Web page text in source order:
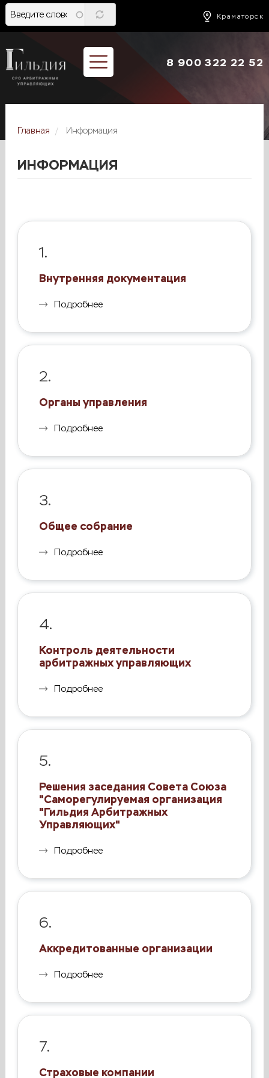
Перейти
основному
Краматорск
8 900 322 22 52
Главная Информация
ИНФОРМАЦИЯ
1.
Внутренняя документация
Подробнее
2.
Органы управления
Подробнее
3.
Общее собрание
Подробнее
4.
Контроль деятельности
арбитражных управляющих
Подробнее
5.
Решения заседания Совета Союза
"Саморегулируемая организация
"Гильдия Арбитражных
Управляющих"
Подробнее
6.
Аккредитованные организации
Подробнее
7.
Страховые компании